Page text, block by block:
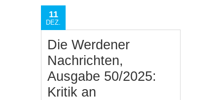
11
DEZ.
Die Werdener
Nachrichten,
Ausgabe 50/2025:
Kritik an